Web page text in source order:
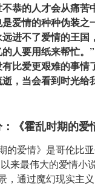
恭的人才会从痛苦
爱情的种种伪装之
进不了爱情的王
人要用纸来帮忙。”
比爱更艰难的事情
，当会看到时光给
《霍乱时期的爱
的爱情》是哥伦比
来最伟大的爱情小
，通过魔幻现实主